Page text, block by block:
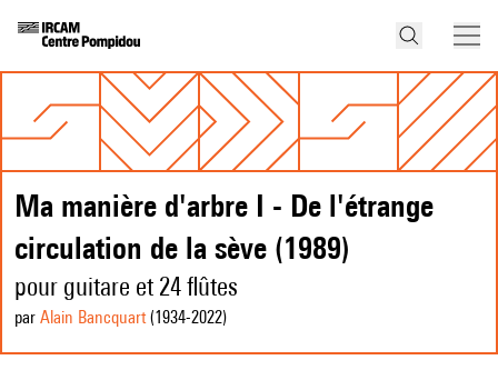
Ma manière d'arbre I - De l'étrange
circulation de la sève (1989)
pour guitare et 24 flûtes
par Alain Bancquart(1934-2022)